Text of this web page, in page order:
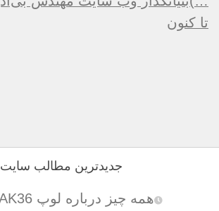
تا کنون
جدیدترین مطالب سایت
همه چیز درباره لوپ Yaxun AK36